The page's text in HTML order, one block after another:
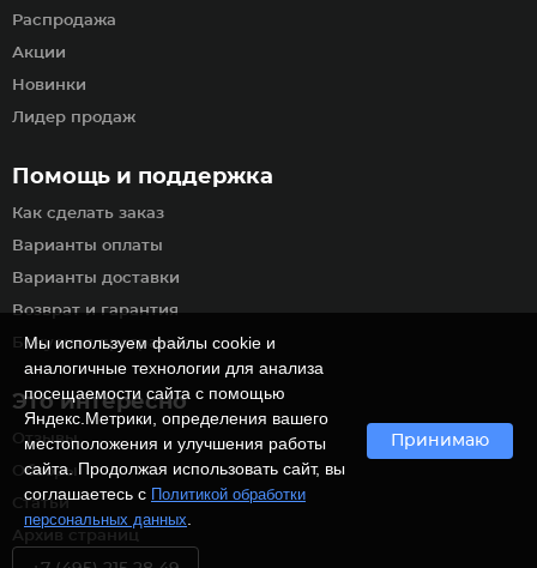
Помощь и поддержка
Как сделать заказ
Варианты оплаты
Варианты доставки
Возврат и гарантия
Бонусная программа
Распродажа
Акции
Новинки
Лидер продаж
Это интересно
Отзывы
Обзоры
Статьи
Архив страниц
Мы используем файлы cookie и
аналогичные технологии для анализа
посещаемости сайта с помощью
Яндекс.Метрики, определения вашего
местоположения и улучшения работы
сайта. Продолжая использовать сайт, вы
соглашаетесь с Политикой обработки
персональных данных
Принимаю